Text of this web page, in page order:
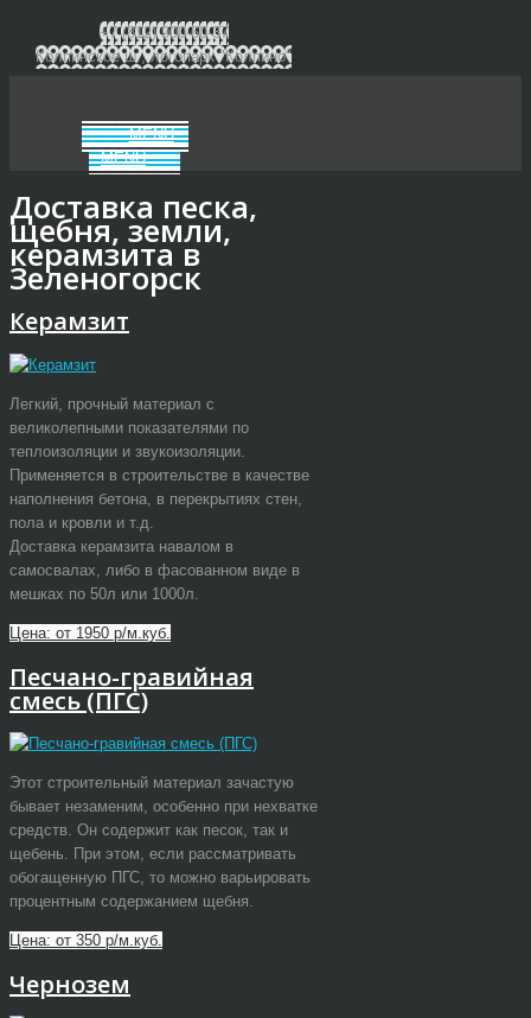
+7 (812) 900-60-37
Колпинское ш., логопарк "Колпино"
MENU
MENU
Доставка песка,
щебня, земли,
керамзита в
Зеленогорск
Керамзит
Легкий, прочный материал с
великолепными показателями по
теплоизоляции и звукоизоляции.
Применяется в строительстве в качестве
наполнения бетона, в перекрытиях стен,
пола и кровли и т.д.
Доставка керамзита навалом в
самосвалах, либо в фасованном виде в
мешках по 50л или 1000л.
Цена: от 1950 р/м.куб.
Песчано-гравийная
смесь (ПГС)
Этот строительный материал зачастую
бывает незаменим, особенно при нехватке
средств. Он содержит как песок, так и
щебень. При этом, если рассматривать
обогащенную ПГС, то можно варьировать
процентным содержанием щебня.
Цена: от 350 р/м.куб.
Чернозем